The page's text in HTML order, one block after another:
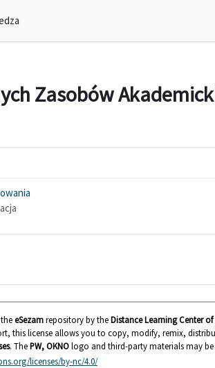
Zasobów
eSezamrepository by theDistance Learning Center
this license allows you to copy, modify, remix,
. ThePW, OKNOlogo and third-party materials may be
licenses/by-nc/4.0/